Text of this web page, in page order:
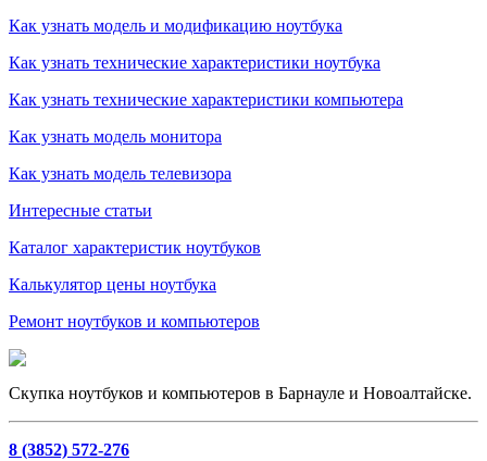
Как узнать модель и модификацию ноутбука
Как узнать технические характеристики ноутбука
Как узнать технические характеристики компьютера
Как узнать модель монитора
Как узнать модель телевизора
Интересные статьи
Каталог характеристик ноутбуков
Калькулятор цены ноутбука
Ремонт ноутбуков и компьютеров
Скупка ноутбуков и компьютеров в Барнауле и Новоалтайске.
8 (3852) 572-276